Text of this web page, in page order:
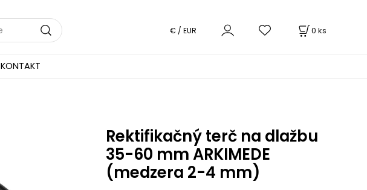
0 ks
€ / EUR
KONTAKT
Rektifikačný terč na dlažbu
35-60 mm ARKIMEDE
(medzera 2-4 mm)